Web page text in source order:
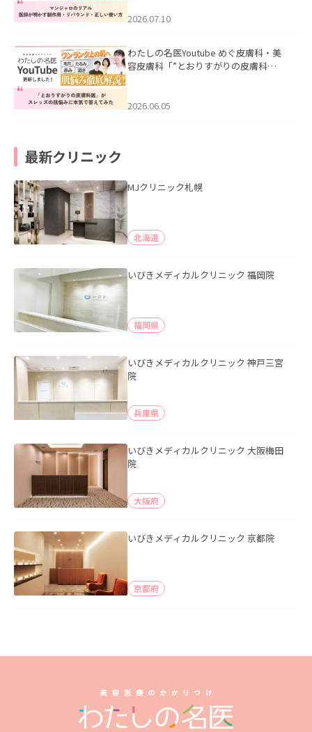
た。
2026.07.10
わたしの名医Youtube めぐ皮膚科・美
容皮膚科「”とおりすがりの皮膚科
2026.06.05
最新クリニック
MJクリニック札幌
北海道
いびきメディカルクリニック 福岡院
福岡県
いびきメディカルクリニック 神戸三宮
院
兵庫県
いびきメディカルクリニック 大阪梅田
院
大阪府
いびきメディカルクリニック 京都院
京都府